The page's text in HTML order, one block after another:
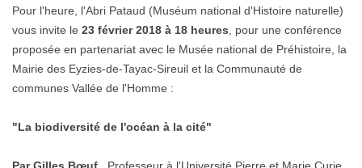
Pour l'heure, l'Abri Pataud (Muséum national d'Histoire naturelle)
vous invite le 23 février 2018 à 18 heures , pour une conférence
proposée en partenariat avec le Musée national de Préhistoire, la
Mairie des Eyzies-de-Tayac-Sireuil et la Communauté de
communes Vallée de l'Homme :
"La biodiversité de l'océan à la cité"